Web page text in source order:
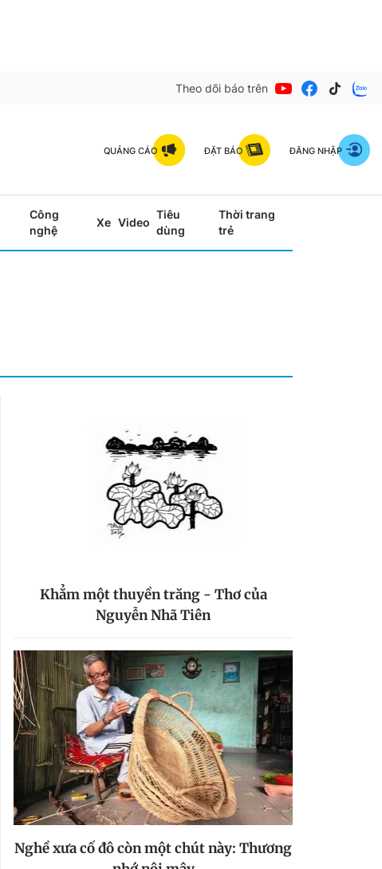
Theo dõi báo trên
QUẢNG CÁO ĐẶT BÁO ĐĂNG NHẬP
Công
nghệ
Xe Video
Tiêu
dùng
Thời trang
trẻ
Khẳm một thuyền trăng - Thơ của
Nguyễn Nhã Tiên
Nghề xưa cố đô còn một chút này: Thương